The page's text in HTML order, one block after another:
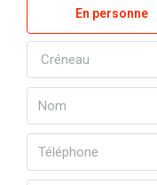
En personne
Créneau